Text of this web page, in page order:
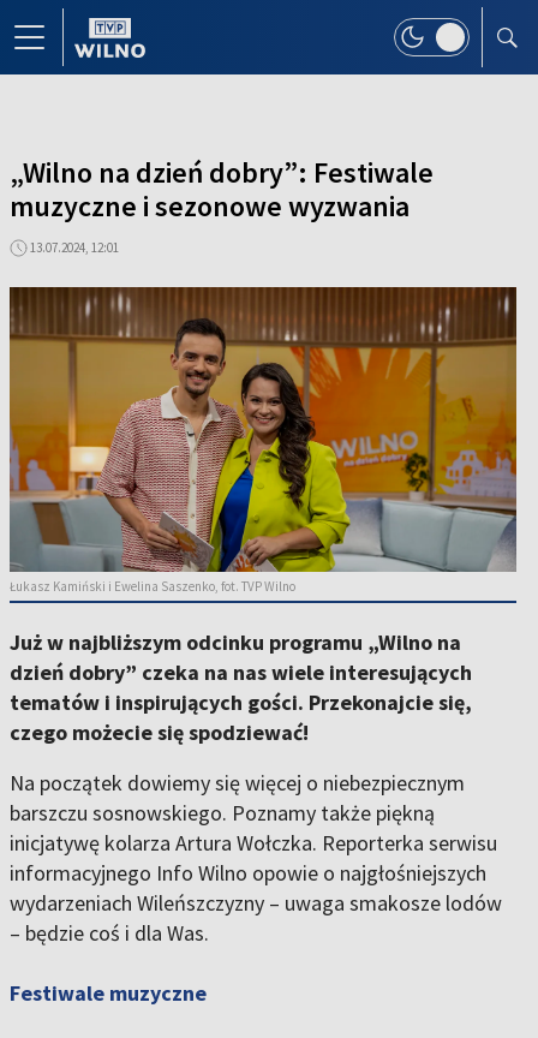
„Wilno na dzień dobry”: Festiwale
muzyczne i sezonowe wyzwania
13.07.2024, 12:01
Łukasz Kamiński i Ewelina Saszenko, fot. TVP Wilno
Już w najbliższym odcinku programu „Wilno na
dzień dobry” czeka na nas wiele interesujących
tematów i inspirujących gości. Przekonajcie się,
czego możecie się spodziewać!
Na początek dowiemy się więcej o niebezpiecznym
barszczu sosnowskiego. Poznamy także piękną
inicjatywę kolarza Artura Wołczka. Reporterka serwisu
informacyjnego Info Wilno opowie o najgłośniejszych
wydarzeniach Wileńszczyzny – uwaga smakosze lodów
– będzie coś i dla Was.
Festiwale muzyczne